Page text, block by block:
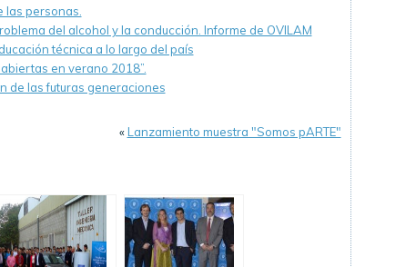
las personas.
del alcohol y la conducción. Informe de OVILAM
técnica a lo largo del país
en verano 2018”.
de las futuras generaciones
«Lanzamiento muestra "Somos pARTE"